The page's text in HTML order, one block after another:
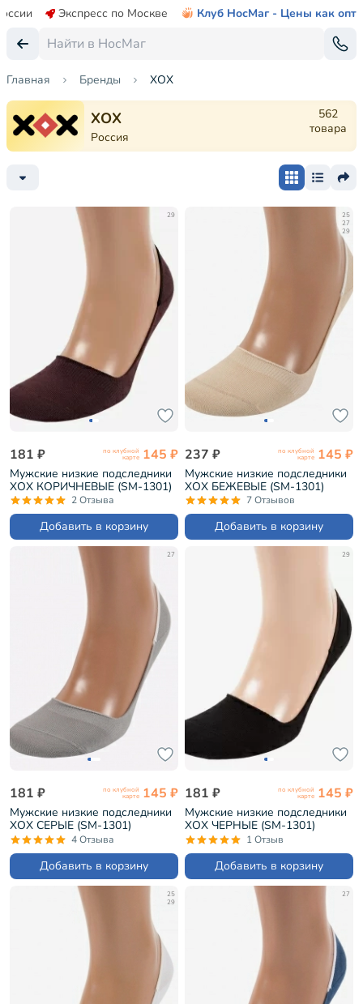
Экспресс по Москве Клуб НосМаг - Цены как опт
Главная Бренды ХОХ
ХОХ
Россия
562
товара
29
181 ₽ по клубной
карте 145 ₽
Мужские низкие подследники
ХОХ КОРИЧНЕВЫЕ (SM-1301)
2 Отзыва
Добавить в корзину
25
27
29
237 ₽ по клубной
карте 145 ₽
Мужские низкие подследники
ХОХ БЕЖЕВЫЕ (SM-1301)
7 Отзывов
Добавить в корзину
27
181 ₽ по клубной
карте 145 ₽
Мужские низкие подследники
ХОХ СЕРЫЕ (SM-1301)
4 Отзыва
Добавить в корзину
29
181 ₽ по клубной
карте 145 ₽
Мужские низкие подследники
ХОХ ЧЕРНЫЕ (SM-1301)
1 Отзыв
Добавить в корзину
25
29
27